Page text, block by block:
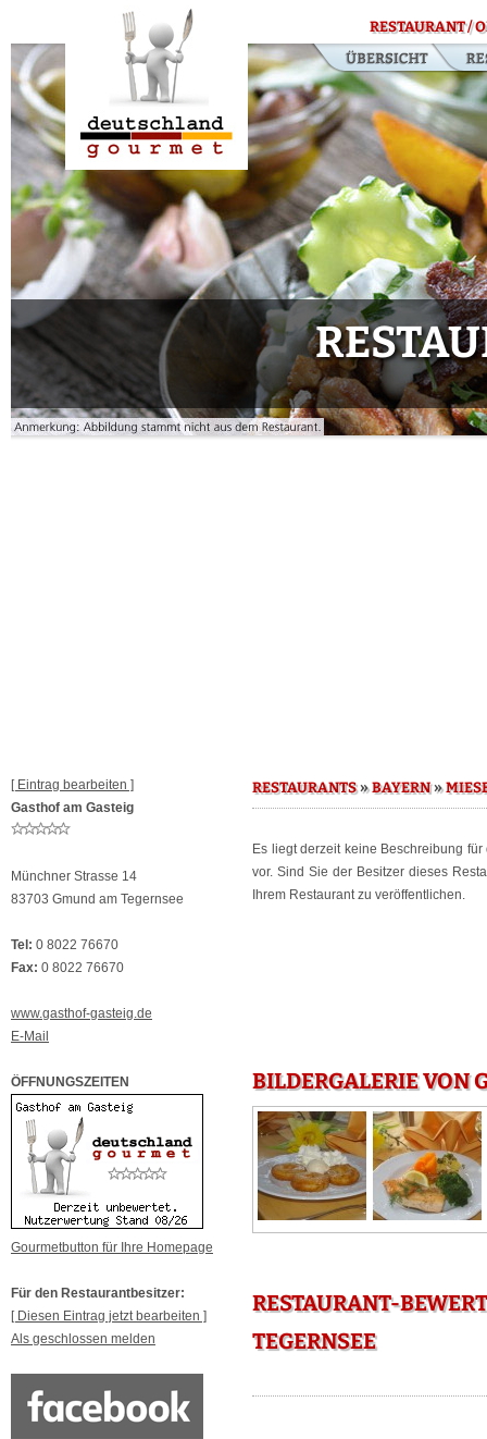
RESTAURANT /
[ Eintrag bearbeiten ]
Gasthof am Gasteig
Münchner Strasse 14
83703 Gmund am Tegernsee
Tel: 0 8022 76670
Fax: 0 8022 76670
www.gasthof-gasteig.de
E-Mail
ÖFFNUNGSZEITEN
Gourmetbutton für Ihre Homepage
Für den Restaurantbesitzer:
[ Diesen Eintrag jetzt bearbeiten ]
Als geschlossen melden
RESTAURANTS»BAYERN»
Es liegt derzeit keine Beschreibung
vor. Sind Sie der Besitzer dieses
Ihrem Restaurant zu veröffentlichen.
BILDERGALERIE VON
RESTAURANT-
TEGERNSEE